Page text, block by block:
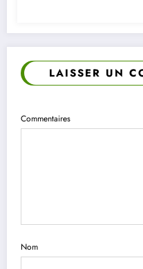
LAISSER UN
Commentaires
Nom